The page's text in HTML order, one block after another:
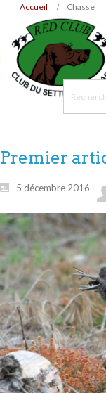
Accueil Chasse
Premier
5 décembre 2016